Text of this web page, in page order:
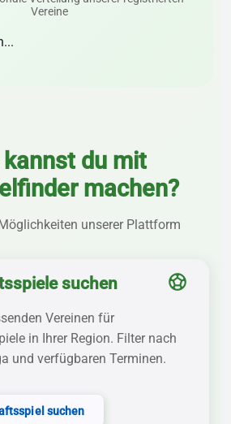
Vereine
kannst du mit
machen?
unserer Plattform
suchen sports_soccer
Vereinen für
in Ihrer Region. Filter nach
und verfügbaren Terminen.
suchen